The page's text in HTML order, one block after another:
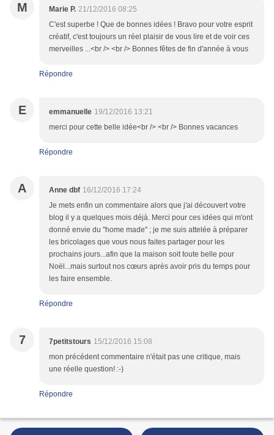
M Marie P. 21/12/2016 08:25
C'est superbe ! Que de bonnes idées ! Bravo pour votre esprit
créatif, c'est toujours un réel plaisir de vous lire et de voir ces
merveilles ...<br /> <br /> Bonnes fêtes de fin d'année à vous
Répondre
E emmanuelle 19/12/2016 13:21
merci pour cette belle idée<br /> <br /> Bonnes vacances
Répondre
A Anne dbf 16/12/2016 17:24
Je mets enfin un commentaire alors que j'ai découvert votre
blog il y a quelques mois déjà. Merci pour ces idées qui m'ont
donné envie du "home made" ; je me suis attelée à préparer
les bricolages que vous nous faites partager pour les
prochains jours...afin que la maison soit toute belle pour
Noël...mais surtout nos cœurs après avoir pris du temps pour
les faire ensemble.
Répondre
7 7petitstours 15/12/2016 15:08
mon précédent commentaire n'était pas une critique, mais
une réelle question! :-)
Répondre